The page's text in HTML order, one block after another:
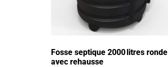
Fosse septique 2000 litres ronde
avec rehausse